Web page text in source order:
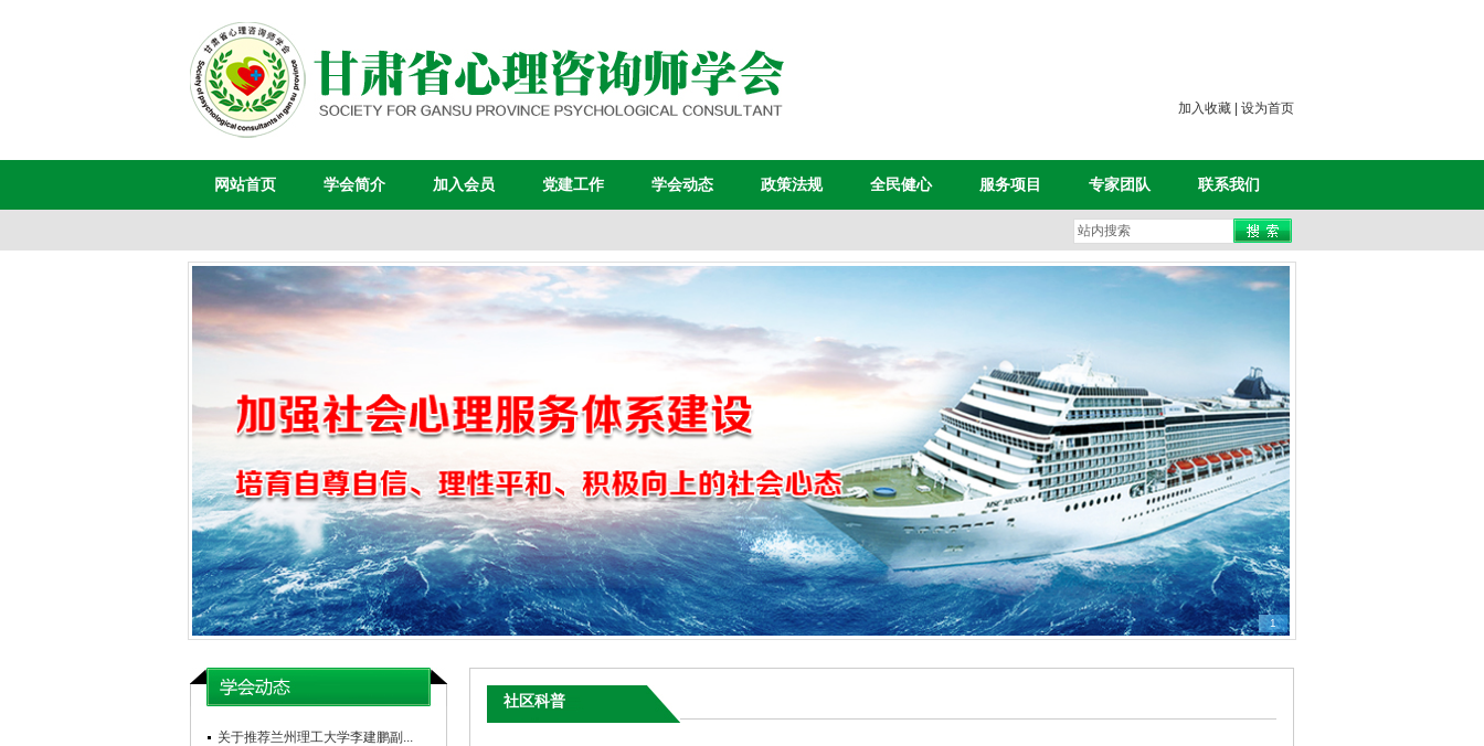
加入收藏 设为首页
网站首页 学会简介 加入会员 党建工作 学会动态 政策法规 全民健心 服务项目 专家团队 联系我们
1
关于推荐兰州理工大学李建鹏副...
社区科普